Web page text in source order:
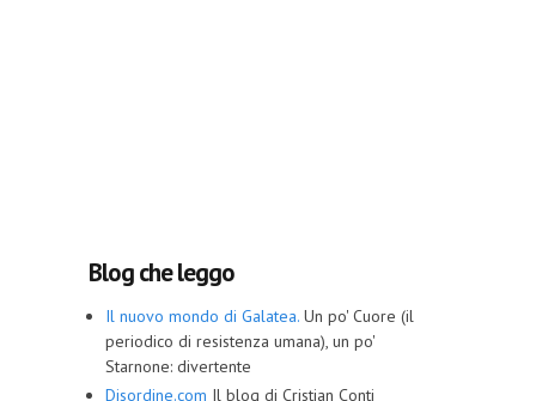
Blog che leggo
Il nuovo mondo di Galatea. Un po' Cuore (il
periodico di resistenza umana), un po'
Starnone: divertente
Disordine.com Il blog di Cristian Conti